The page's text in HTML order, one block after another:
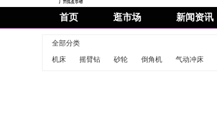
首页 逛市场 新闻资讯
全部分类
机床
摇臂钻 砂轮 倒角机 气动冲床